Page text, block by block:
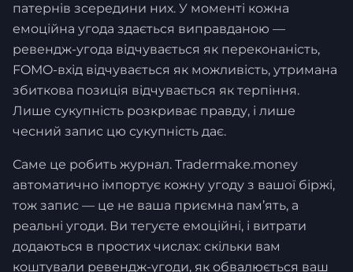
патернів зсередини них. У моменті кожна
емоційна угода здається виправданою —
ревендж-угода відчувається як переконаність,
FOMO-вхід відчувається як можливість, утримана
збиткова позиція відчувається як терпіння.
Лише сукупність розкриває правду, і лише
чесний запис цю сукупність дає.
Саме це робить журнал. Tradermake.money
автоматично імпортує кожну угоду з вашої біржі,
тож запис — це не ваша приємна пам’ять, а
реальні угоди. Ви тегуєте емоційні, і витрати
додаються в простих числах: скільки вам
коштували ревендж-угоди, як обвалюється ваш